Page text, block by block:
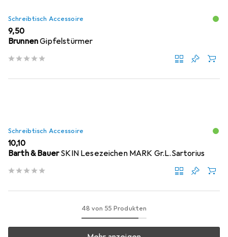
Schreibtisch Accessoire
EUR
9,50
BrunnenGipfelstürmer
Schreibtisch Accessoire
EUR
10,10
Barth & BauerSKIN Lesezeichen MARK Gr.L.Sartorius
48 von 55 Produkten